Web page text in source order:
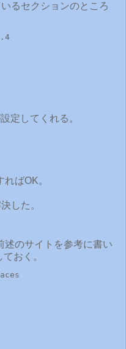
るセクションのところ
定してくれる。
ばOK。
した。
述のサイトを参考に書い
おく。